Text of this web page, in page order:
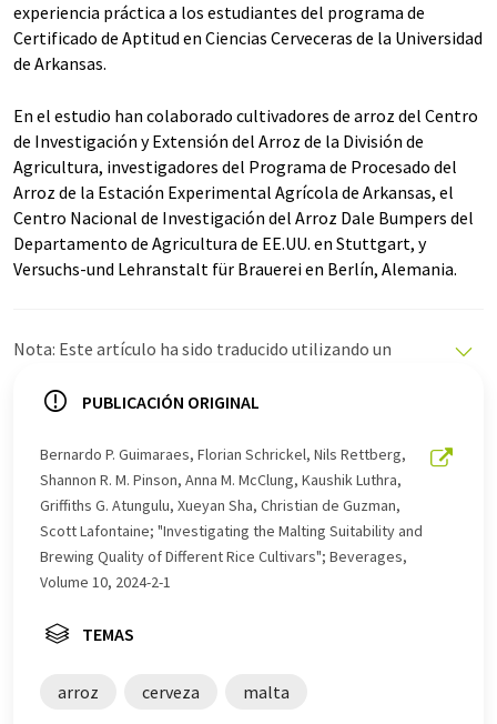
experiencia práctica a los estudiantes del programa de
Certificado de Aptitud en Ciencias Cerveceras de la Universidad
de Arkansas.
En el estudio han colaborado cultivadores de arroz del Centro
de Investigación y Extensión del Arroz de la División de
Agricultura, investigadores del Programa de Procesado del
Arroz de la Estación Experimental Agrícola de Arkansas, el
Centro Nacional de Investigación del Arroz Dale Bumpers del
Departamento de Agricultura de EE.UU. en Stuttgart, y
Versuchs-und Lehranstalt für Brauerei en Berlín, Alemania.
Nota: Este artículo ha sido traducido utilizando un
ofrece estas traducciones automáticas para presentar
este artículo ha sido traducido con traducción
automática, es posible que contenga errores de
vocabulario, sintaxis o gramática. El artículo original en
Inglés se puede encontraraquí.
PUBLICACIÓN ORIGINAL
Bernardo P. Guimaraes, Florian Schrickel, Nils Rettberg,
Shannon R. M. Pinson, Anna M. McClung, Kaushik Luthra,
Griffiths G. Atungulu, Xueyan Sha, Christian de Guzman,
Scott Lafontaine; "Investigating the Malting Suitability and
Brewing Quality of Different Rice Cultivars"; Beverages,
Volume 10, 2024-2-1
TEMAS
arroz cerveza malta